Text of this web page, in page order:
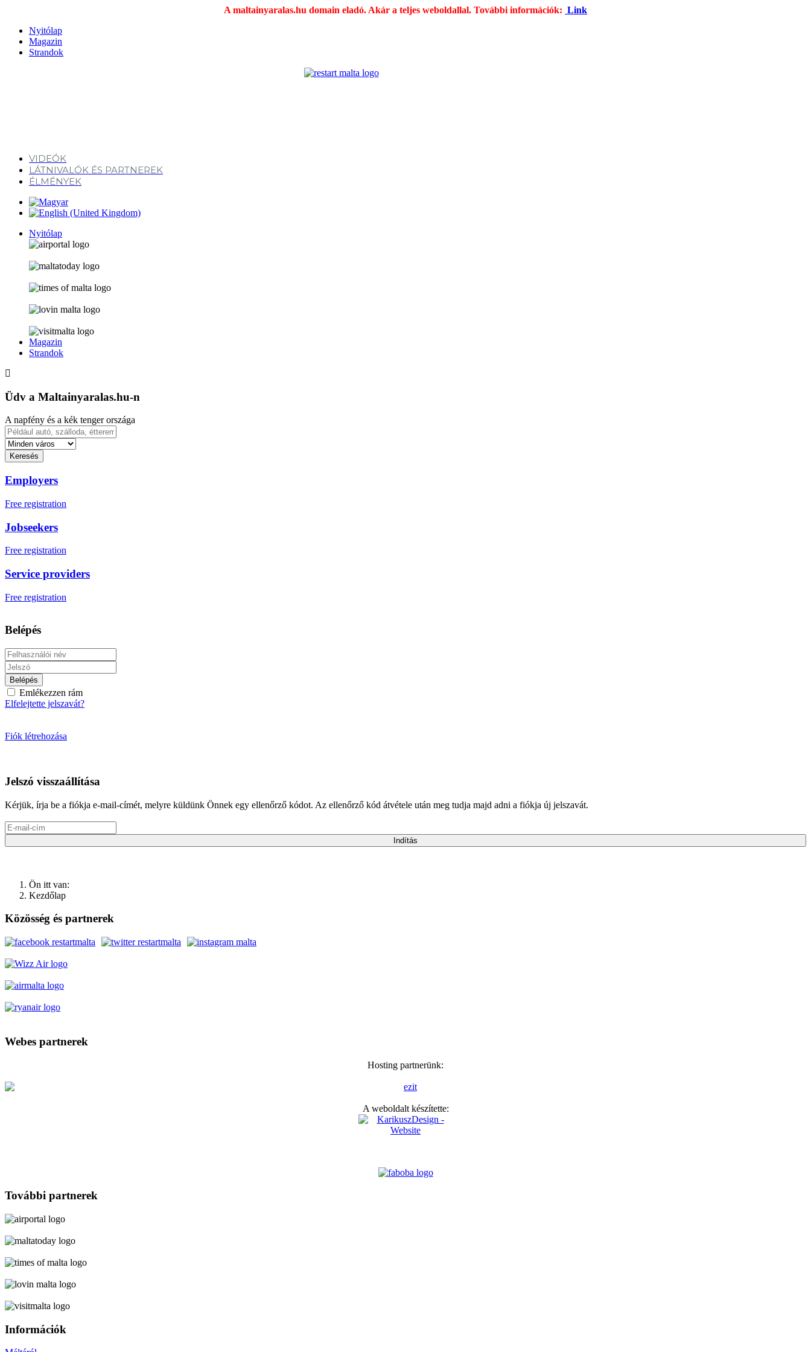
A maltainyaralas.hu domain eladó. Akár a teljes weboldallal. További információk: Link
Nyitólap
Magazin
Strandok
VIDEÓK
LÁTNIVALÓK ÉS PARTNEREK
ÉLMÉNYEK
Nyitólap
Magazin
Strandok
Üdv a Maltainyaralas.hu-n
A napfény és a kék tenger országa
Keresés
Employers
Free registration
Jobseekers
Free registration
Service providers
Free registration
Belépés
Belépés
Emlékezzen rám
Elfelejtette jelszavát?
Fiók létrehozása
Jelszó visszaállítása
Kérjük, írja be a fiókja e-mail-címét, melyre küldünk Önnek egy ellenőrző kódot. Az ellenőrző kód átvétele után meg tudja majd adni a fiókja új jelszavát.
Indítás
Ön itt van:
Kezdőlap
Közösség és partnerek
Webes partnerek
Hosting partnerünk:
A weboldalt készítette:
További partnerek
Információk